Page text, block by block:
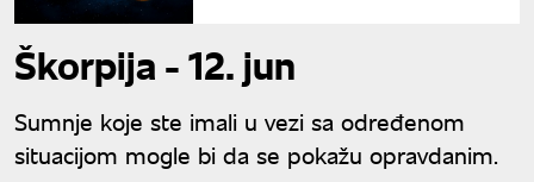
Škorpija - 12. jun
Sumnje koje ste imali u vezi sa određenom
situacijom mogle bi da se pokažu opravdanim.